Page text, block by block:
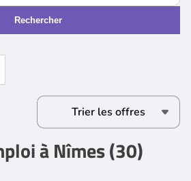
Espace recruteur
Rechercher
à Nîmes (30)